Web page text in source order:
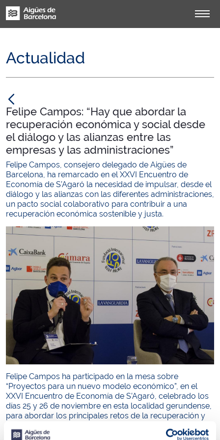
Actualidad
Felipe Campos: “Hay que abordar la
recuperación económica y social desde
el diálogo y las alianzas entre las
empresas y las administraciones”
Felipe Campos, consejero delegado de Aigües de
Barcelona, ha remarcado en el XXVI Encuentro de
Economía de S’Agaró la necesidad de impulsar, desde el
diálogo y las alianzas con las diferentes administraciones,
un pacto social colaborativo para contribuir a una
recuperación económica sostenible y justa.
Felipe Campos ha participado en la mesa sobre
“Proyectos para un nuevo modelo económico”, en el
XXVI Encuentro de Economía de S’Agaró, celebrado los
días 25 y 26 de noviembre en esta localidad gerundense,
para abordar los principales retos de la recuperación y